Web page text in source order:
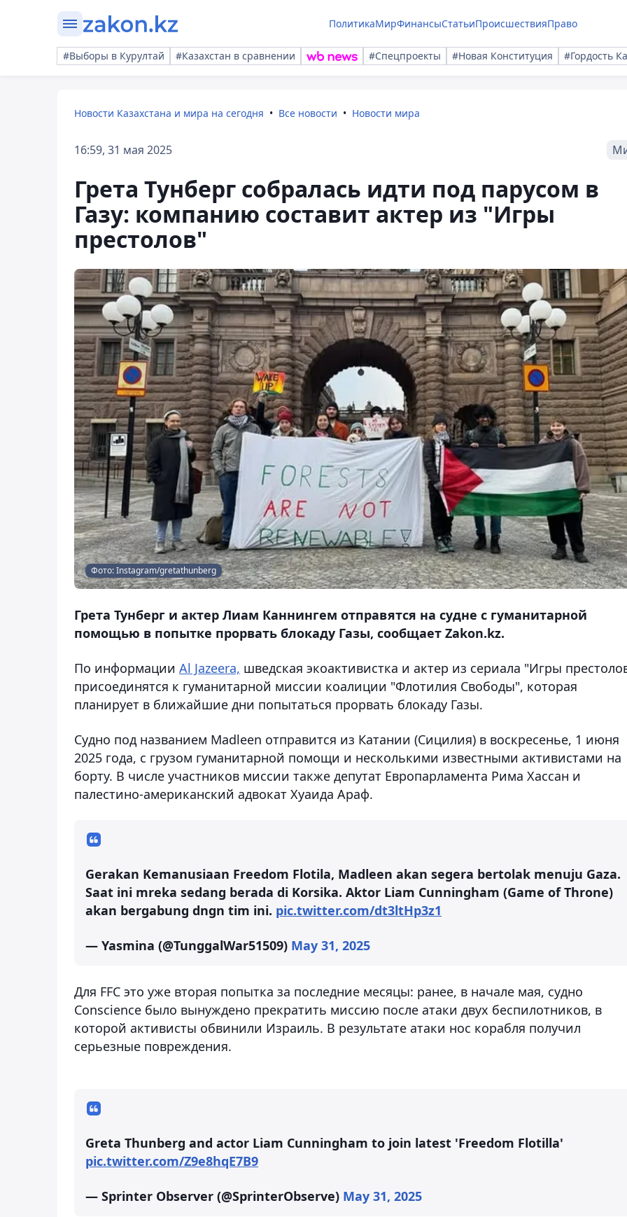
ПолитикаМирФинансыСтатьиПроисшествияПраво
#Выборы в Курултай #Казахстан в сравнении #Спецпроекты #Новая Конституция #Гордость
Новости Казахстана и мира на сегодня Все новости Новости мира
16:59, 31 мая 2025
Грета Тунберг собралась идти под парусом в
Газу: компанию составит актер из "Игры
престолов"
Фото: Instagram/gretathunberg
Грета Тунберг и актер Лиам Каннингем отправятся на судне с гуманитарной
помощью в попытке прорвать блокаду Газы, сообщает Zakon.kz.
По информации Al Jazeera, шведская экоактивистка и актер из сериала "Игры
присоединятся к гуманитарной миссии коалиции "Флотилия Свободы", которая
планирует в ближайшие дни попытаться прорвать блокаду Газы.
Судно под названием Madleen отправится из Катании (Сицилия) в воскресенье, 1 июня
2025 года, с грузом гуманитарной помощи и несколькими известными активистами на
борту. В числе участников миссии также депутат Европарламента Рима Хассан и
палестино-американский адвокат Хуаида Араф.
Gerakan Kemanusiaan Freedom Flotila, Madleen akan segera bertolak menuju Gaza.
Saat ini mreka sedang berada di Korsika. Aktor Liam Cunningham (Game of Throne)
akan bergabung dngn tim ini. pic.twitter.com/dt3ltHp3z1
— Yasmina (@TunggalWar51509) May 31, 2025
Для FFC это уже вторая попытка за последние месяцы: ранее, в начале мая, судно
Conscience было вынуждено прекратить миссию после атаки двух беспилотников, в
которой активисты обвинили Израиль. В результате атаки нос корабля получил
серьезные повреждения.
Greta Thunberg and actor Liam Cunningham to join latest 'Freedom Flotilla'
pic.twitter.com/Z9e8hqE7B9
— Sprinter Observer (@SprinterObserve) May 31, 2025